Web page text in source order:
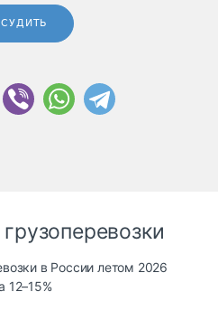
в России летом 2026
12–15%